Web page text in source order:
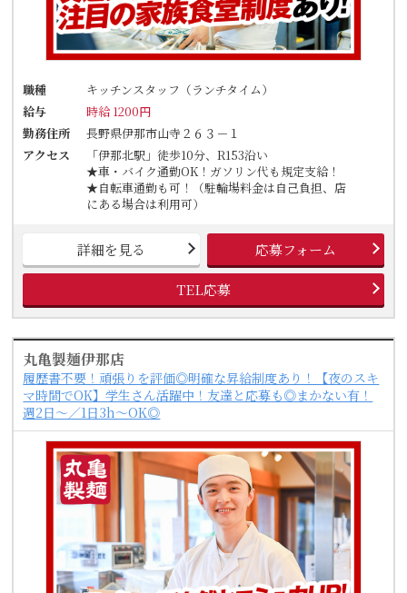
職種
キッチンスタッフ（ランチタイム）
給与
時給 1200円
勤務住所
長野県伊那市山寺２６３－１
アクセス
「伊那北駅」徒歩10分、R153沿い
★車・バイク通勤OK！ガソリン代も規定支給！
★自転車通勤も可！（駐輪場料金は自己負担、店
にある場合は利用可）
詳細を見る 応募フォーム
TEL応募
丸亀製麺伊那店
履歴書不要！頑張りを評価◎明確な昇給制度あり！【夜のスキ
マ時間でOK】学生さん活躍中！友達と応募も◎まかない有！
週2日～／1日3h～OK◎